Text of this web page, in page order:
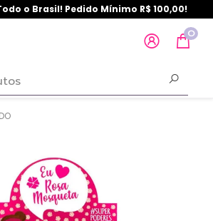
o Brasil! Pedido Mínimo R$ 100,00!
0